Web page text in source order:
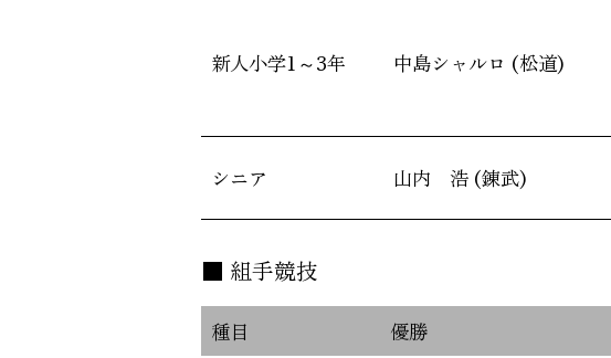
新人小学1～3年 中島シャルロ (松道)
シニア 山内 浩 (錬武)
組手競技
種目 優勝